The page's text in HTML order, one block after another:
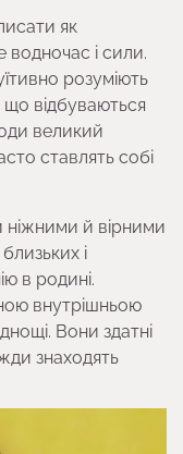
як
водночас і сили.
розуміють
що відбуваються
великий
ставлять собі
ніжними й вірними
і
в родині.
внутрішньою
Вони здатні
знаходять